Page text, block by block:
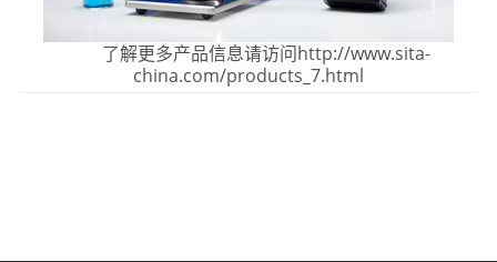
了解更多产品信息请访问http://www.sita-
china.com/products_7.html